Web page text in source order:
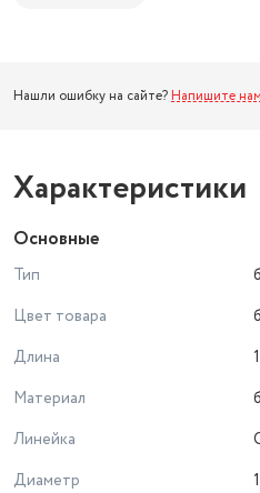
Нашли ошибку на сайте? Напишите нам
Характеристики
Основные
Тип
Цвет товара
Длина
Материал
Линейка
Диаметр